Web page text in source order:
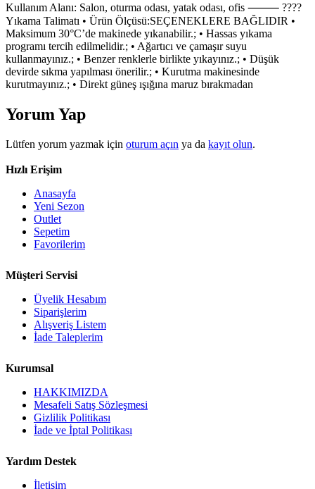
Kullanım Alanı: Salon, oturma odası, yatak odası, ofis ⸻ ????
Yıkama Talimatı • Ürün Ölçüsü:SEÇENEKLERE BAĞLIDIR •
Maksimum 30°C’de makinede yıkanabilir.; • Hassas yıkama
programı tercih edilmelidir.; • Ağartıcı ve çamaşır suyu
kullanmayınız.; • Benzer renklerle birlikte yıkayınız.; • Düşük
devirde sıkma yapılması önerilir.; • Kurutma makinesinde
kurutmayınız.; • Direkt güneş ışığına maruz bırakmadan
Yorum Yap
Lütfen yorum yazmak için oturum açın ya da kayıt olun.
Hızlı Erişim
Anasayfa
Yeni Sezon
Outlet
Sepetim
Favorilerim
Müşteri Servisi
Üyelik Hesabım
Siparişlerim
Alışveriş Listem
İade Taleplerim
Kurumsal
HAKKIMIZDA
Mesafeli Satış Sözleşmesi
Gizlilik Politikası
İade ve İptal Politikası
Yardım Destek
İletişim